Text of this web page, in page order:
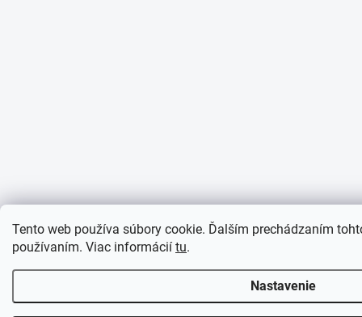
Tento web používa súbory cookie. Ďalším prechádzaním
používaním. Viac informácií tu.
Nastavenie